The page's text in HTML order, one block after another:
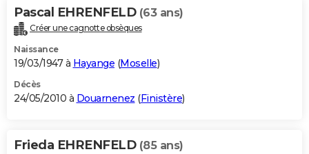
Pascal EHRENFELD (63 ans)
Créer une cagnotte obsèques
Naissance
19/03/1947 à Hayange (Moselle)
Décès
24/05/2010 à Douarnenez (Finistère)
Frieda EHRENFELD (85 ans)